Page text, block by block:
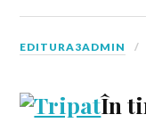
EDITURA3ADMIN
În